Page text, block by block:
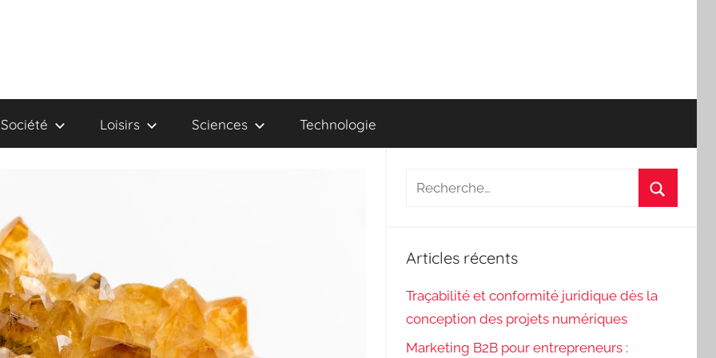
Société Loisirs Sciences Technologie
Recherche
Articles récents
Traçabilité et conformité juridique dès la
conception des projets numériques
Marketing B2B pour entrepreneurs :